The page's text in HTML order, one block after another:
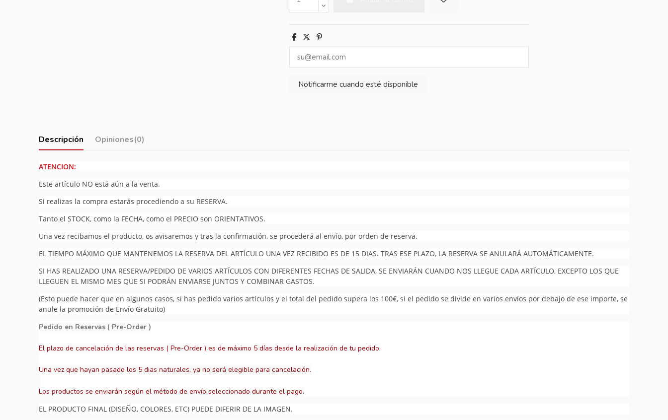
Descripción Opiniones(0)
ATENCION:
Este artículo NO está aún a la venta.
Si realizas la compra estarás procediendo a su RESERVA.
Tanto el STOCK, como la FECHA, como el PRECIO son ORIENTATIVOS.
Una vez recibamos el producto, os avisaremos y tras la confirmación, se procederá al envío, por orden de reserva.
EL TIEMPO MÁXIMO QUE MANTENEMOS LA RESERVA DEL ARTÍCULO UNA VEZ RECIBIDO ES DE 15 DIAS. TRAS ESE PLAZO, LA RESERVA SE ANULARÁ AUTOMÁTICAMENTE.
SI HAS REALIZADO UNA RESERVA/PEDIDO DE VARIOS ARTÍCULOS CON DIFERENTES FECHAS DE SALIDA, SE ENVIARÁN CUANDO NOS LLEGUE CADA ARTÍCULO, EXCEPTO LOS QUE
LLEGUEN EL MISMO MES QUE SI PODRÁN ENVIARSE JUNTOS Y COMBINAR GASTOS.
(Esto puede hacer que en algunos casos, si has pedido varios artículos y el total del pedido supera los 100€, si el pedido se divide en varios envíos por debajo de ese importe, se
anule la promoción de Envío Gratuito)
Pedido en Reservas ( Pre-Order )
El plazo de cancelación de las reservas ( Pre-Order ) es de máximo 5 días desde la realización de tu pedido.
Una vez que hayan pasado los 5 dias naturales, ya no será elegible para cancelación.
Los productos se enviarán según el método de envío seleccionado durante el pago.
EL PRODUCTO FINAL (DISEÑO, COLORES, ETC) PUEDE DIFERIR DE LA IMAGEN.